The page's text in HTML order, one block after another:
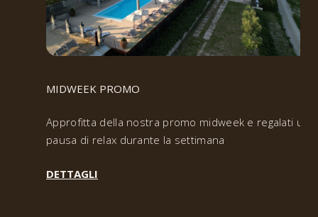
MIDWEEK PROMO
Approfitta della nostra promo midweek e regalati una
pausa di relax durante la settimana
DETTAGLI